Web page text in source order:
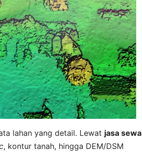
lahan yang detail. Lewat jasa sewa
, kontur tanah, hingga DEM/DSM